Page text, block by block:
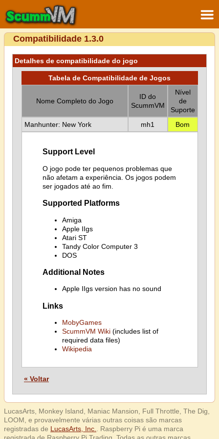
Compatibilidade 1.3.0
Detalhes de compatibilidade do jogo
Tabela de Compatibilidade de Jogos
Nome Completo do Jogo
ID do
ScummVM
Nível
de
Suporte
Manhunter: New York
mh1 Bom
Support Level
O jogo pode ter pequenos problemas que
não afetam a experiência. Os jogos podem
ser jogados até ao fim.
Supported Platforms
Amiga
Apple IIgs
Atari ST
Tandy Color Computer 3
DOS
Additional Notes
Apple IIgs version has no sound
Links
MobyGames
ScummVM Wiki(includes list of
required data files)
Wikipedia
« Voltar
LucasArts, Monkey Island, Maniac Mansion, Full Throttle, The Dig,
LOOM, e provavelmente várias outras coisas são marcas
registradas de LucasArts, Inc.
. Raspberry Pi é uma marca